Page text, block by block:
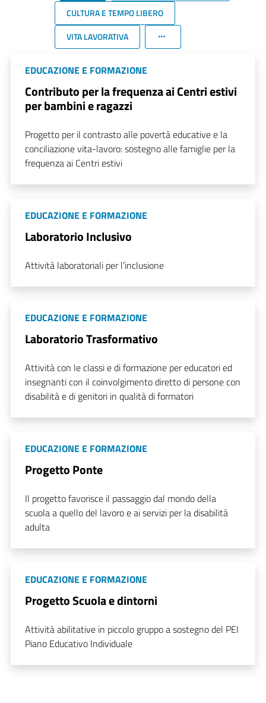
CULTURA E TEMPO LIBERO
VITA LAVORATIVA
EDUCAZIONE E FORMAZIONE
Contributo per la frequenza ai Centri estivi
per bambini e ragazzi
Progetto per il contrasto alle povertà educative e la
conciliazione vita-lavoro: sostegno alle famiglie per la
frequenza ai Centri estivi
EDUCAZIONE E FORMAZIONE
Laboratorio Inclusivo
Attività laboratoriali per l’inclusione
EDUCAZIONE E FORMAZIONE
Laboratorio Trasformativo
Attività con le classi e di formazione per educatori ed
insegnanti con il coinvolgimento diretto di persone con
disabilità e di genitori in qualità di formatori
EDUCAZIONE E FORMAZIONE
Progetto Ponte
Il progetto favorisce il passaggio dal mondo della
scuola a quello del lavoro e ai servizi per la disabilità
adulta
EDUCAZIONE E FORMAZIONE
Progetto Scuola e dintorni
Attività abilitative in piccolo gruppo a sostegno del PEI
Piano Educativo Individuale